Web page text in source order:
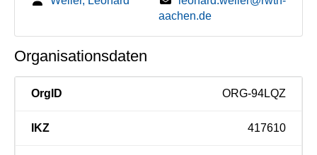
aachen.de
Organisationsdaten
OrgID ORG-94LQZ
IKZ 417610